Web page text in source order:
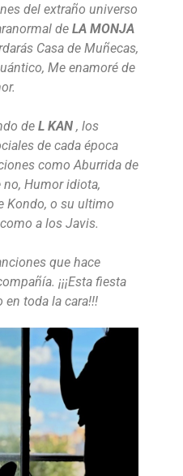
del extraño universo
de LA MONJA
Casa de Muñecas,
Me enamoré de
de L KAN , los
de cada época
como Aburrida de
no, Humor idiota,
Kondo, o su ultimo
a los Javis.
que hace
¡¡¡Esta fiesta
en toda la cara!!!